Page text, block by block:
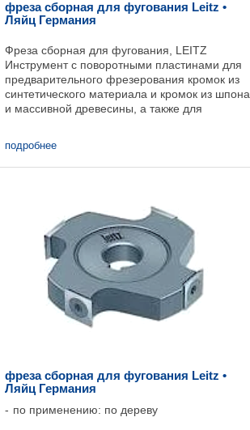
фреза сборная для фугования Leitz •
Ляйц Германия
Фреза сборная для фугования, LEITZ
Инструмент с поворотными пластинами для
предварительного фрезерования кромок из
синтетического материала и кромок из шпона
и массивной древесины, а также для
подробнее
фреза сборная для фугования Leitz •
Ляйц Германия
по применению: по дереву